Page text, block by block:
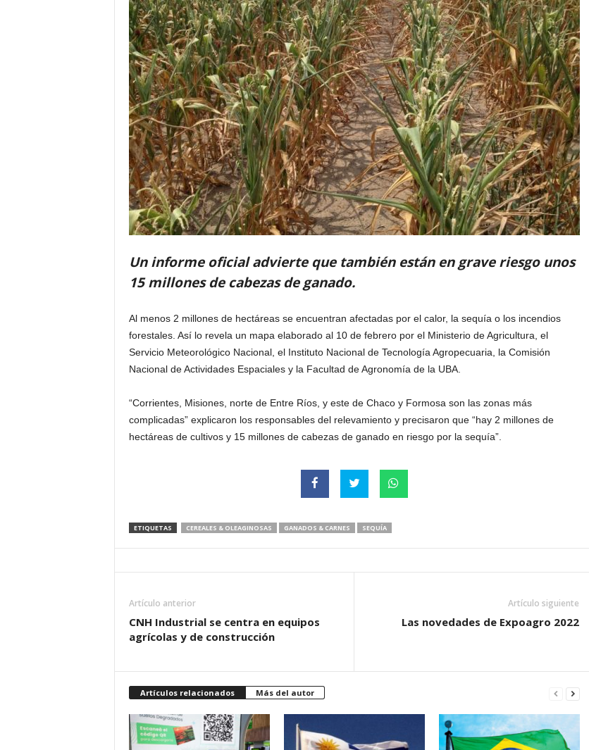
Un informe oficial advierte que también están en grave riesgo unos
15 millones de cabezas de ganado.
Al menos 2 millones de hectáreas se encuentran afectadas por el calor, la sequía o los incendios
forestales. Así lo revela un mapa elaborado al 10 de febrero por el Ministerio de Agricultura, el
Servicio Meteorológico Nacional, el Instituto Nacional de Tecnología Agropecuaria, la Comisión
Nacional de Actividades Espaciales y la Facultad de Agronomía de la UBA.
“Corrientes, Misiones, norte de Entre Ríos, y este de Chaco y Formosa son las zonas más
complicadas” explicaron los responsables del relevamiento y precisaron que “hay 2 millones de
hectáreas de cultivos y 15 millones de cabezas de ganado en riesgo por la sequía”.
ETIQUETAS CEREALES & OLEAGINOSAS GANADOS & CARNES SEQUÍA
Artículo anterior
CNH Industrial se centra en equipos
agrícolas y de construcción
Artículo siguiente
Las novedades de Expoagro 2022
Artículos relacionados Más del autor